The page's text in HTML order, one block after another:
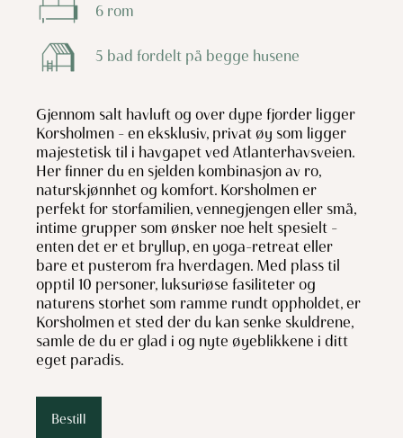
6 rom
5 bad fordelt på begge husene
Gjennom salt havluft og over dype fjorder ligger
Korsholmen – en eksklusiv, privat øy som ligger
majestetisk til i havgapet ved Atlanterhavsveien.
Her finner du en sjelden kombinasjon av ro,
naturskjønnhet og komfort. Korsholmen er
perfekt for storfamilien, vennegjengen eller små,
intime grupper som ønsker noe helt spesielt –
enten det er et bryllup, en yoga-retreat eller
bare et pusterom fra hverdagen. Med plass til
opptil 10 personer, luksuriøse fasiliteter og
naturens storhet som ramme rundt oppholdet, er
Korsholmen et sted der du kan senke skuldrene,
samle de du er glad i og nyte øyeblikkene i ditt
eget paradis.
Bestill